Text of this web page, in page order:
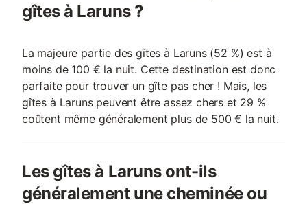
gîtes à Laruns ?
La majeure partie des gîtes à Laruns (52 %) est à
moins de 100 € la nuit. Cette destination est donc
parfaite pour trouver un gîte pas cher ! Mais, les
gîtes à Laruns peuvent être assez chers et 29 %
coûtent même généralement plus de 500 € la nuit.
Les gîtes à Laruns ont-ils
généralement une cheminée ou